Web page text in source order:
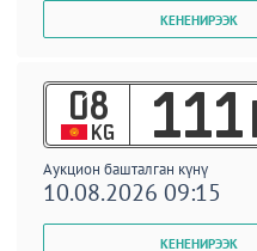
08
KG 111
Аукцион башталган күнү
10.08.2026 09:15